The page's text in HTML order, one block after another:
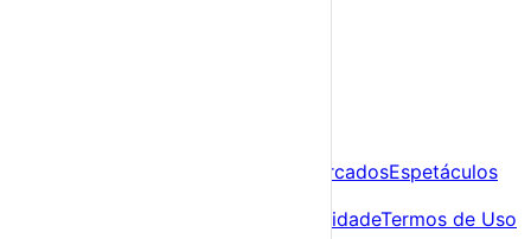
Feiras e MercadosEspetáculos
Política de PrivacidadeTermos de Uso